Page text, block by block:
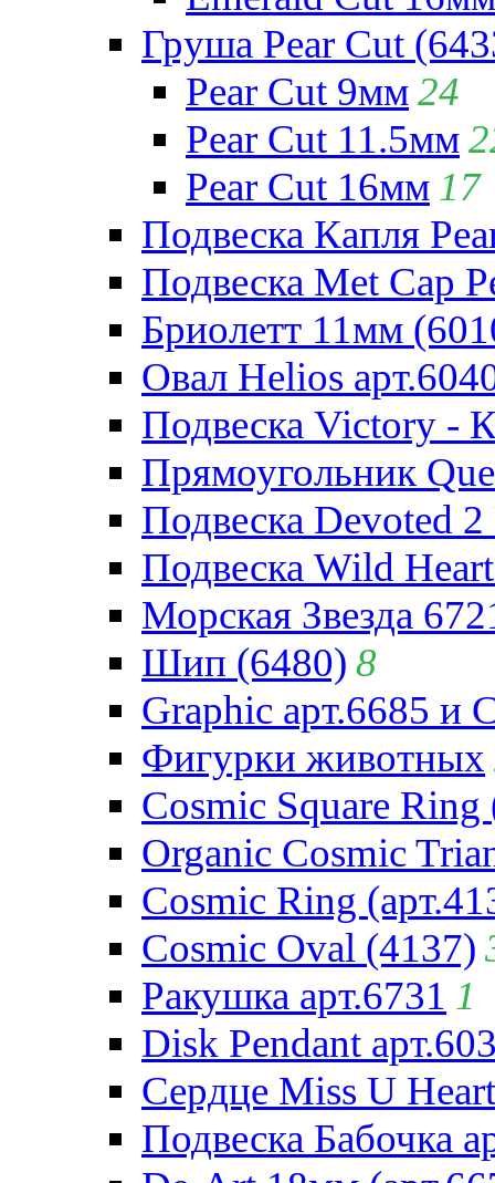
Груша Pear Cut
Pear Cut 9мм24
Pear Cut 11.5мм
Pear Cut 16мм 17
Подвеска Капля
Подвеска Met Cap
Бриолетт 11мм
Овал Helios
Подвеска Victory -
Прямоугольник
Подвеска Devoted
Подвеска Wild
Морская Звезда
Шип (6480) 8
Graphic арт.6685 и
Фигурки животных
Cosmic Square Ring
Organic Cosmic
Cosmic Ring
Cosmic Oval (4137)
Ракушка арт.6731 1
Disk Pendant
Сердце Miss U
Подвеска Бабочка